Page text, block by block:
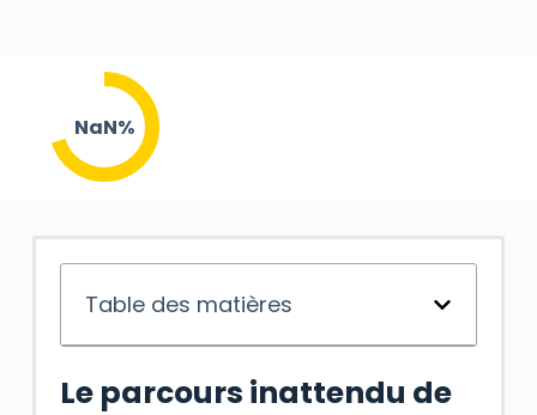
NaN%
Table des matières
Le parcours inattendu de